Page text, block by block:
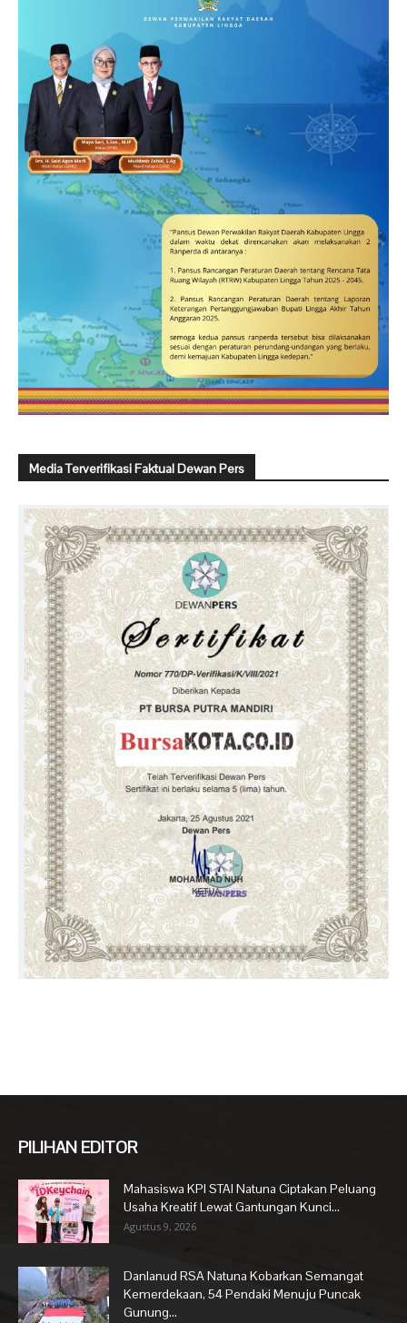
Media Terverifikasi Faktual Dewan Pers
PILIHAN EDITOR
Mahasiswa KPI STAI Natuna Ciptakan Peluang
Usaha Kreatif Lewat Gantungan Kunci...
Agustus 9, 2026
Danlanud RSA Natuna Kobarkan Semangat
Kemerdekaan, 54 Pendaki Menuju Puncak
Gunung...